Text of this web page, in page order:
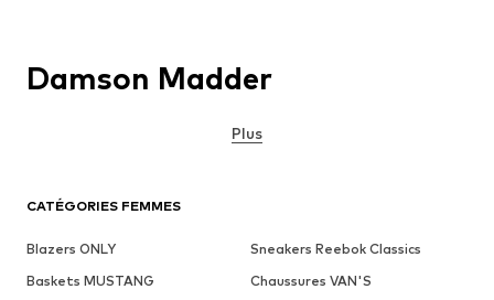
CATÉGORIES FEMMES
Blazers ONLY
Sneakers Reebok Classics
Baskets MUSTANG
Chaussures VAN'S
Damson Madder
Plus